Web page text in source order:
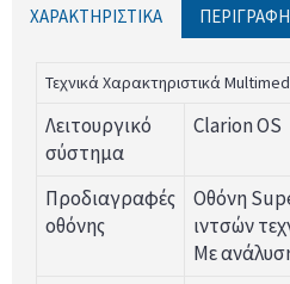
ΧΑΡΑΚΤΗΡΙΣΤΙΚΆ ΠΕΡΙΓΡΑΦΉ
Τεχνικά Χαρακτηριστικά
Λειτουργικό
σύστημα
Clarion OS
Προδιαγραφές
οθόνης
Οθόνη
ιντσών
Με